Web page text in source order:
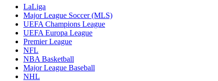
LaLiga
Major League Soccer (MLS)
UEFA Champions League
UEFA Europa League
Premier League
NFL
NBA Basketball
Major League Baseball
NHL